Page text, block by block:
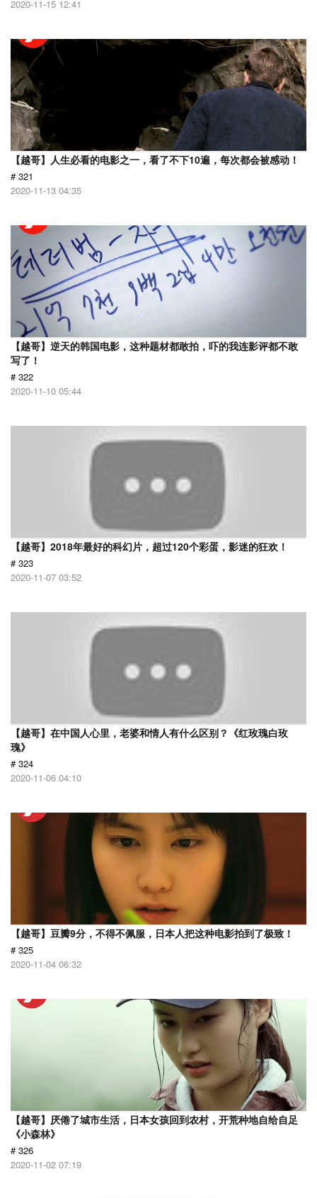
2020-11-15 12:41
【越哥】人生必看的电影之一，看了不下10遍，每次都会被感动！
# 321
2020-11-13 04:35
【越哥】逆天的韩国电影，这种题材都敢拍，吓的我连影评都不敢
写了！
# 322
2020-11-10 05:44
【越哥】2018年最好的科幻片，超过120个彩蛋，影迷的狂欢！
# 323
2020-11-07 03:52
【越哥】在中国人心里，老婆和情人有什么区别？《红玫瑰白玫
瑰》
# 324
2020-11-06 04:10
【越哥】豆瓣9分，不得不佩服，日本人把这种电影拍到了极致！
# 325
2020-11-04 06:32
【越哥】厌倦了城市生活，日本女孩回到农村，开荒种地自给自足
《小森林》
# 326
2020-11-02 07:19